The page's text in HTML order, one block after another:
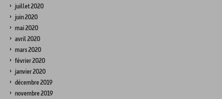
juillet 2020
juin 2020
mai 2020
avril 2020
mars 2020
février 2020
janvier 2020
décembre 2019
novembre 2019